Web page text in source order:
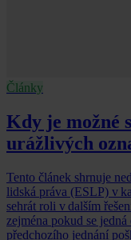
Články
Kdy je možné
urážlivých
Tento článek shrnuje
lidská práva (ESLP) v
sehrát roli v dalším
zejména pokud se
předchozího jednání